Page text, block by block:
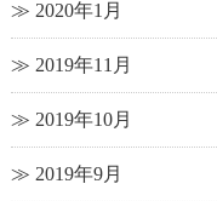
2020年1月
2019年11月
2019年10月
2019年9月